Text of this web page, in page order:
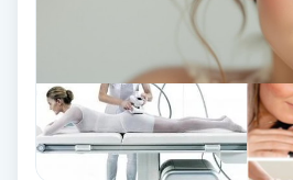
Navelpiercing